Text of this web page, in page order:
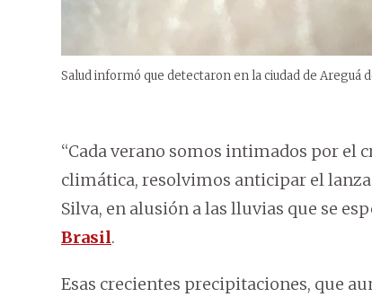
Salud informó que detectaron en la ciudad de Areguá
“Cada verano somos intimados por el
climática, resolvimos anticipar el
Silva, en alusión a las lluvias que se
Brasil.
Esas crecientes precipitaciones, que